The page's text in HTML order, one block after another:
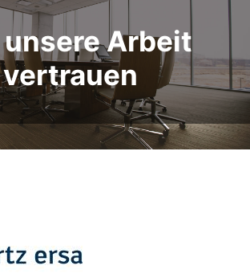
Arbeit
vertrauen